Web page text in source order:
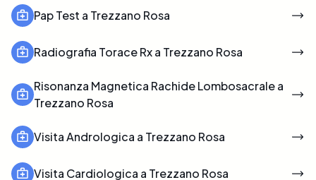
Pap Test a Trezzano Rosa
Radiografia Torace Rx a Trezzano Rosa
Risonanza Magnetica Rachide Lombosacrale a
Trezzano Rosa
Visita Andrologica a Trezzano Rosa
Visita Cardiologica a Trezzano Rosa